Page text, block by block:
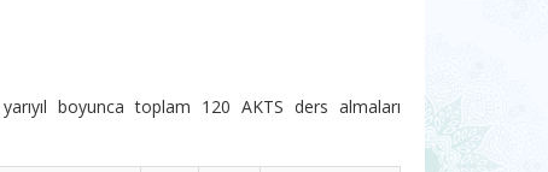
boyunca toplam 120 AKTS ders almaları